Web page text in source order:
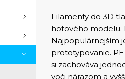
Filamenty do 3D
hotového modelu.
Najpopulárnejším
prototypovanie.
si zachováva
voči nárazom a